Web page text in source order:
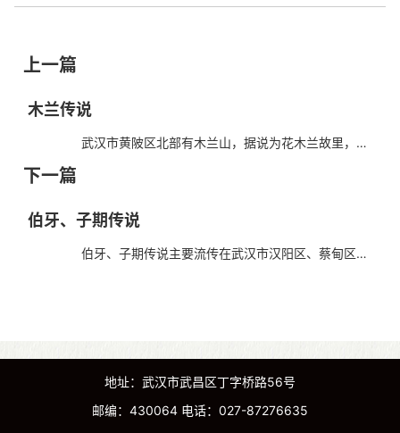
上一篇
木兰传说
武汉市黄陂区北部有木兰山，据说为花木兰故里，有
众多因木兰传说而得名的胜迹，如：木兰山、木兰湖、木兰
川、木兰天池、木兰石门、木兰清凉寨等。木兰传说在...
下一篇
伯牙、子期传说
伯牙、子期传说主要流传在武汉市汉阳区、蔡甸区境
地址：武汉市武昌区丁字桥路56号
邮编：430064 电话：027-87276635